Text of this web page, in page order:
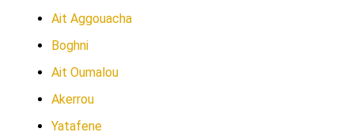
Ait Aggouacha
Boghni
Ait Oumalou
Akerrou
Yatafene